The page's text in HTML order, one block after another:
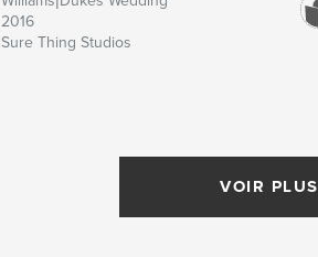
2016
Sure Thing Studios
VOIR PLUS